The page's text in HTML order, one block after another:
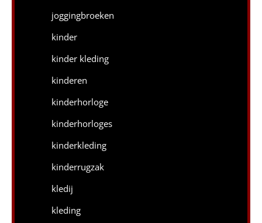
joggingbroeken
kinder
kinder kleding
kinderen
kinderhorloge
kinderhorloges
kinderkleding
kinderrugzak
kledij
kleding